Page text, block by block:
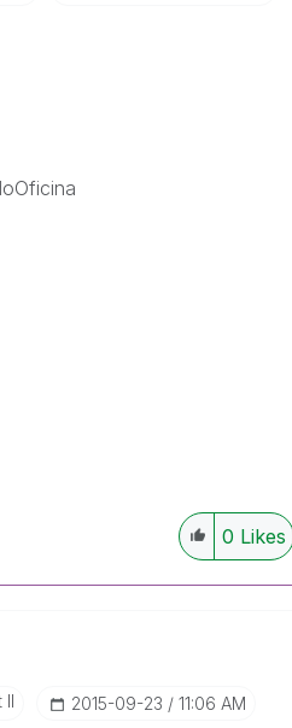
0 Likes
II ‎2015-09-23 11:06 AM